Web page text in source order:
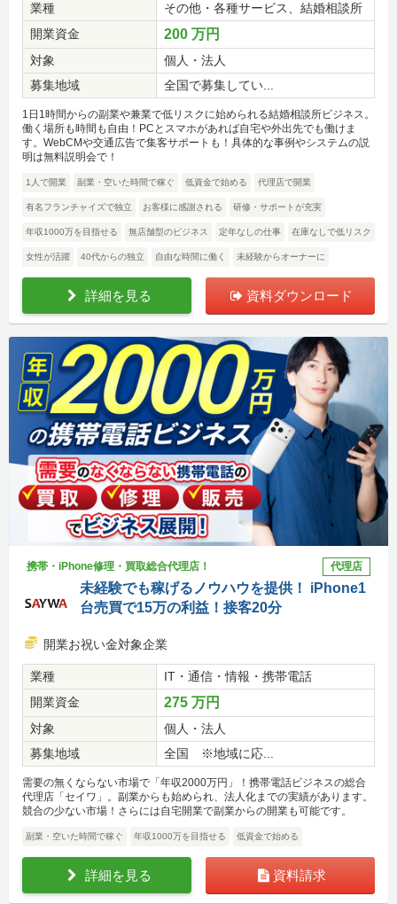
業種
その他・各種サービス、結婚相談所
開業資金
200 万円
対象
個人・法人
募集地域
全国で募集してい...
1日1時間からの副業や兼業で低リスクに始められる結婚相談所ビジネス。
働く場所も時間も自由！PCとスマホがあれば自宅や外出先でも働けま
す。WebCMや交通広告で集客サポートも！具体的な事例やシステムの説
明は無料説明会で！
1人で開業 副業・空いた時間で稼ぐ 低資金で始める 代理店で開業
有名フランチャイズで独立 お客様に感謝される 研修・サポートが充実
年収1000万を目指せる 無店舗型のビジネス 定年なしの仕事 在庫なしで低リスク
女性が活躍 40代からの独立 自由な時間に働く 未経験からオーナーに
詳細を見る 資料ダウンロード
携帯・iPhone修理・買取総合代理店！ 代理店
未経験でも稼げるノウハウを提供！ iPhone1
台売買で15万の利益！接客20分
開業お祝い金対象企業
業種
IT・通信・情報・携帯電話
開業資金
275 万円
対象
個人・法人
募集地域
全国 ※地域に応...
需要の無くならない市場で「年収2000万円」！携帯電話ビジネスの総合
代理店「セイワ」。副業からも始められ、法人化までの実績があります。
競合の少ない市場！さらには自宅開業で副業からの開業も可能です。
副業・空いた時間で稼ぐ 年収1000万を目指せる 低資金で始める
詳細を見る 資料請求